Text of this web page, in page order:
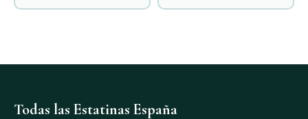
Todas las Estatinas España